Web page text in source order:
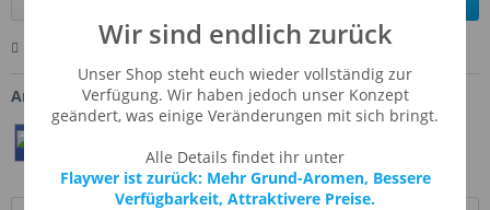
Bewerten Fragen zum Artikel
Artikel-Nr.: FLV-BRICHE
Wir sind endlich zurück
Unser Shop steht euch wieder vollständig zur
Verfügung. Wir haben jedoch unser Konzept
geändert, was einige Veränderungen mit sich bringt.
Alle Details findet ihr unter
Flaywer ist zurück: Mehr Grund-Aromen, Bessere
Verfügbarkeit, Attraktivere Preise.